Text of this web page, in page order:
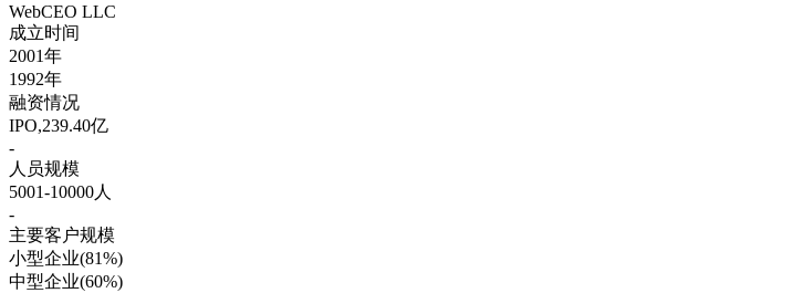
WebCEO LLC
成立时间
2001年
1992年
融资情况
IPO,239.40亿
-
人员规模
5001-10000人
-
主要客户规模
小型企业(81%)
中型企业(60%)